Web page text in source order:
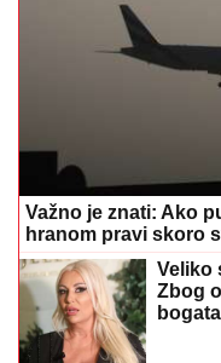
Važno je znati: Ako
hranom pravi skoro
Veliko
Zbog